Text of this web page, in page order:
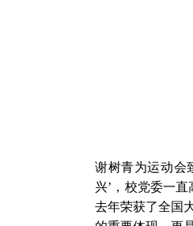
谢树青为运动会
兴’，校党委一直
去年荣获了全国